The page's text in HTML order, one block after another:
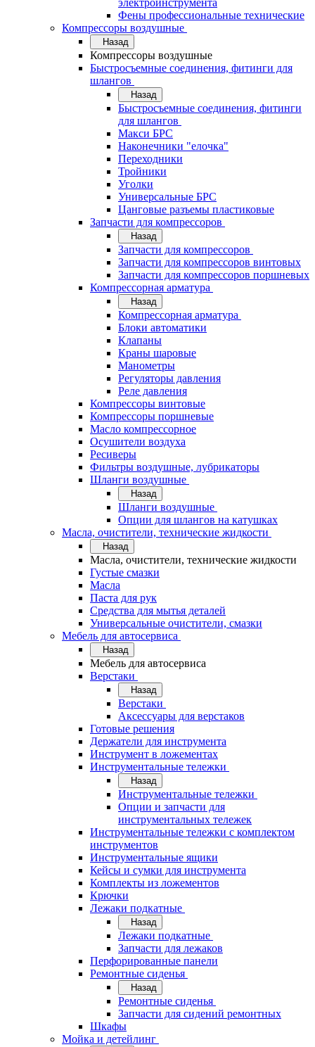
электроинструмента
Фены профессиональные технические
Компрессоры воздушные
Назад
Компрессоры воздушные
Быстросъемные соединения, фитинги для
шлангов
Назад
Быстросъемные соединения, фитинги
для шлангов
Макси БРС
Наконечники "елочка"
Переходники
Тройники
Уголки
Универсальные БРС
Цанговые разъемы пластиковые
Запчасти для компрессоров
Назад
Запчасти для компрессоров
Запчасти для компрессоров винтовых
Запчасти для компрессоров поршневых
Компрессорная арматура
Назад
Компрессорная арматура
Блоки автоматики
Клапаны
Краны шаровые
Манометры
Регуляторы давления
Реле давления
Компрессоры винтовые
Компрессоры поршневые
Масло компрессорное
Осушители воздуха
Ресиверы
Фильтры воздушные, лубрикаторы
Шланги воздушные
Назад
Шланги воздушные
Опции для шлангов на катушках
Масла, очистители, технические жидкости
Назад
Масла, очистители, технические жидкости
Густые смазки
Масла
Паста для рук
Средства для мытья деталей
Универсальные очистители, смазки
Мебель для автосервиса
Назад
Мебель для автосервиса
Верстаки
Назад
Верстаки
Аксессуары для верстаков
Готовые решения
Держатели для инструмента
Инструмент в ложементах
Инструментальные тележки
Назад
Инструментальные тележки
Опции и запчасти для
инструментальных тележек
Инструментальные тележки с комплектом
инструментов
Инструментальные ящики
Кейсы и сумки для инструмента
Комплекты из ложементов
Крючки
Лежаки подкатные
Назад
Лежаки подкатные
Запчасти для лежаков
Перфорированные панели
Ремонтные сиденья
Назад
Ремонтные сиденья
Запчасти для сидений ремонтных
Шкафы
Мойка и детейлинг